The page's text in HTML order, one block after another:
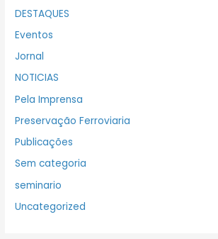
DESTAQUES
Eventos
Jornal
NOTICIAS
Pela Imprensa
Preservação Ferroviaria
Publicações
Sem categoria
seminario
Uncategorized